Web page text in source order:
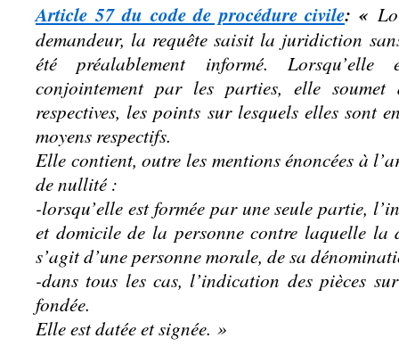
Article 57 du code de procédure civile: «
demandeur, la requête saisit la juridiction
été préalablement informé. Lorsqu’elle
conjointement par les parties, elle
respectives, les points sur lesquels elles sont
moyens respectifs.
Elle contient, outre les mentions énoncées à
de nullité :
-lorsqu’elle est formée par une seule partie,
et domicile de la personne contre laquelle la
s’agit d’une personne morale, de sa
-dans tous les cas, l’indication des pièces
fondée.
Elle est datée et signée. »